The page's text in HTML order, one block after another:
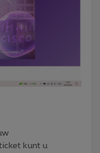
kunt u